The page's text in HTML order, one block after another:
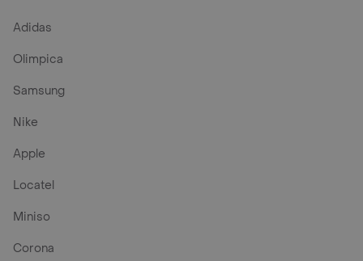
Adidas
Olimpica
Samsung
Nike
Apple
Locatel
Miniso
Corona